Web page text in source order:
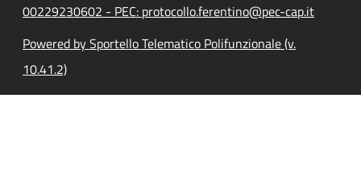
00229230602 - PEC: protocollo.ferentino@pec-cap.it
Powered by Sportello Telematico Polifunzionale (v.
10.41.2)